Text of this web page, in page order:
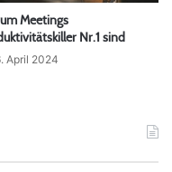
Meetings
Nr.1 sind
April 2024